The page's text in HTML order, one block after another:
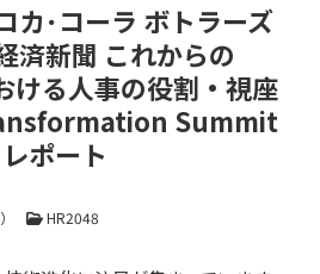
･コーラ ボトラーズ
済新聞 これからの
ける人事の役割・視座
Summit
ポート
） HR2048